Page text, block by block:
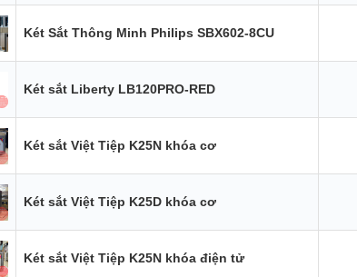
Két Sắt Thông Minh Philips SBX602-8CU
Két sắt Liberty LB120PRO-RED
Két sắt Việt Tiệp K25N khóa cơ
Két sắt Việt Tiệp K25D khóa cơ
Két sắt Việt Tiệp K25N khóa điện tử